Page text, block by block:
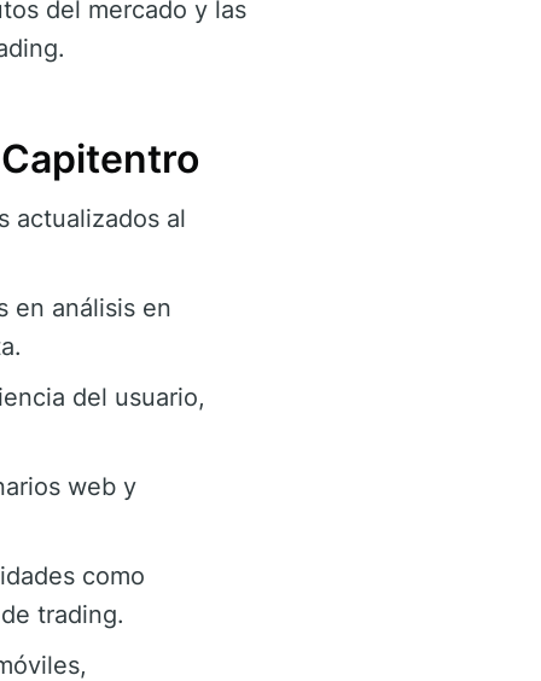
del mercado y las
actualizados al
en análisis en
del usuario,
web y
como
trading.